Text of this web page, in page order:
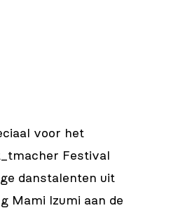
voor het
Festival
danstalenten uit
Mami Izumi aan de